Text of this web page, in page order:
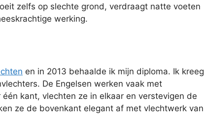
zelfs op slechte grond, verdraagt natte voeten
werking.
en in 2013 behaalde ik mijn diploma. Ik kreeg
De Engelsen werken vaak met
kant, vlechten ze in elkaar en verstevigen de
ze de bovenkant elegant af met vlechtwerk van